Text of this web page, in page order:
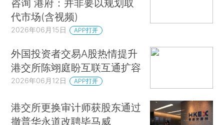
咨询 港府：并非要以规划取
代市场(含视频)
2026年06月15日 APP打开
外国投资者交易A股热情提升
港交所陈翊庭盼互联互通扩容
2026年06月12日 APP打开
港交所更换审计师获股东通过
撤普华永道改聘毕马威